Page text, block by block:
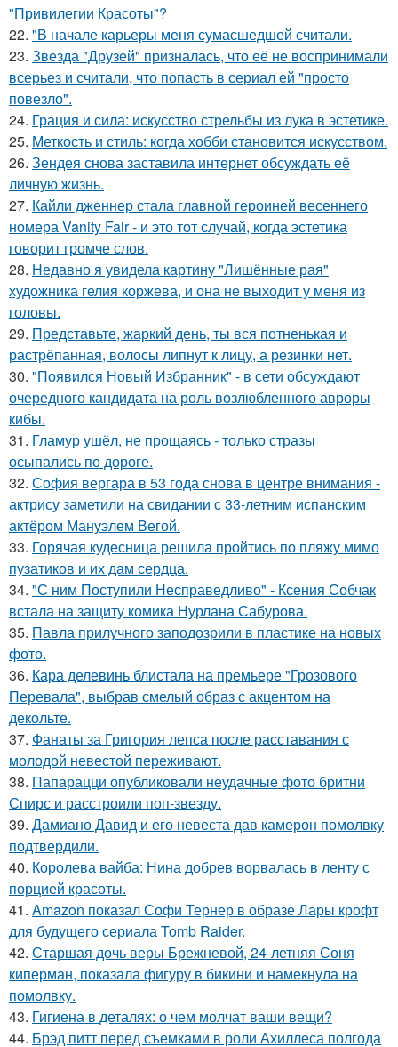
"Привилегии Красоты"?
22. "В начале карьеры меня сумасшедшей считали.
23. Звезда "Друзей" призналась, что её не воспринимали
всерьез и считали, что попасть в сериал ей "просто
повезло".
24. Грация и сила: искусство стрельбы из лука в эстетике.
25. Меткость и стиль: когда хобби становится искусством.
26. Зендея снова заставила интернет обсуждать её
личную жизнь.
27. Кайли дженнер стала главной героиней весеннего
номера Vanity Fair - и это тот случай, когда эстетика
говорит громче слов.
28. Недавно я увидела картину "Лишённые рая"
художника гелия коржева, и она не выходит у меня из
головы.
29. Представьте, жаркий день, ты вся потненькая и
растрёпанная, волосы липнут к лицу, а резинки нет.
30. "Появился Новый Избранник" - в сети обсуждают
очередного кандидата на роль возлюбленного авроры
кибы.
31. Гламур ушёл, не прощаясь - только стразы
осыпались по дороге.
32. София вергара в 53 года снова в центре внимания -
актрису заметили на свидании с 33-летним испанским
актёром Мануэлем Вегой.
33. Горячая кудесница решила пройтись по пляжу мимо
пузатиков и их дам сердца.
34. "С ним Поступили Несправедливо" - Ксения Собчак
встала на защиту комика Нурлана Сабурова.
35. Павла прилучного заподозрили в пластике на новых
фото.
36. Кара делевинь блистала на премьере "Грозового
Перевала", выбрав смелый образ с акцентом на
декольте.
37. Фанаты за Григория лепса после расставания с
молодой невестой переживают.
38. Папарацци опубликовали неудачные фото бритни
Спирс и расстроили поп-звезду.
39. Дамиано Давид и его невеста дав камерон помолвку
подтвердили.
40. Королева вайба: Нина добрев ворвалась в ленту с
порцией красоты.
41. Amazon показал Софи Тернер в образе Лары крофт
для будущего сериала Tomb Raider.
42. Старшая дочь веры Брежневой, 24-летняя Соня
киперман, показала фигуру в бикини и намекнула на
помолвку.
43. Гигиена в деталях: о чем молчат ваши вещи?
44. Брэд питт перед съемками в роли Ахиллеса полгода